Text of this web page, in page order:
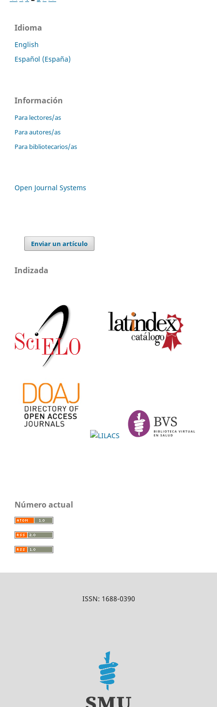
Idioma
English
Español (España)
Información
Para lectores/as
Para autores/as
Para bibliotecarios/as
Open Journal Systems
Enviar un artículo
Indizada
Número actual
ISSN: 1688-0390